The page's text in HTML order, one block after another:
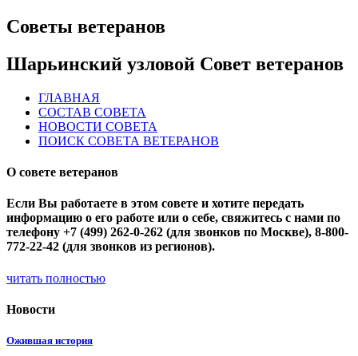
Советы ветеранов
Шарьинский узловой Совет ветеранов
ГЛАВНАЯ
СОСТАВ СОВЕТА
НОВОСТИ СОВЕТА
ПОИСК СОВЕТА ВЕТЕРАНОВ
О совете ветеранов
Если Вы работаете в этом совете и хотите передать
информацию о его работе или о себе, свяжитесь с нами по
телефону +7 (499) 262-0-262 (для звонков по Москве), 8-800-
772-22-42 (для звонков из регионов).
читать полностью
Новости
Ожившая история